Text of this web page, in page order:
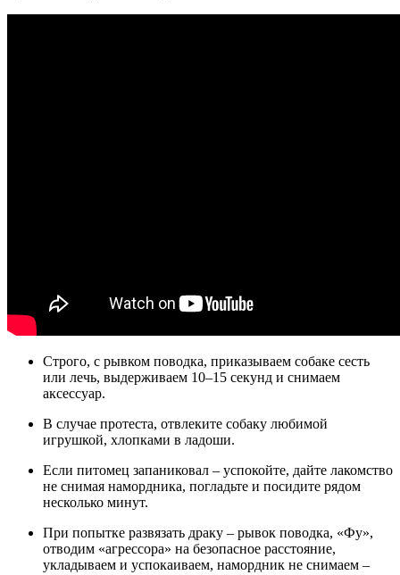
Строго, с рывком поводка, приказываем собаке сесть
или лечь, выдерживаем 10–15 секунд и снимаем
аксессуар.
В случае протеста, отвлеките собаку любимой
игрушкой, хлопками в ладоши.
Если питомец запаниковал – успокойте, дайте лакомство
не снимая намордника, погладьте и посидите рядом
несколько минут.
При попытке развязать драку – рывок поводка, «Фу»,
отводим «агрессора» на безопасное расстояние,
укладываем и успокаиваем, намордник не снимаем –